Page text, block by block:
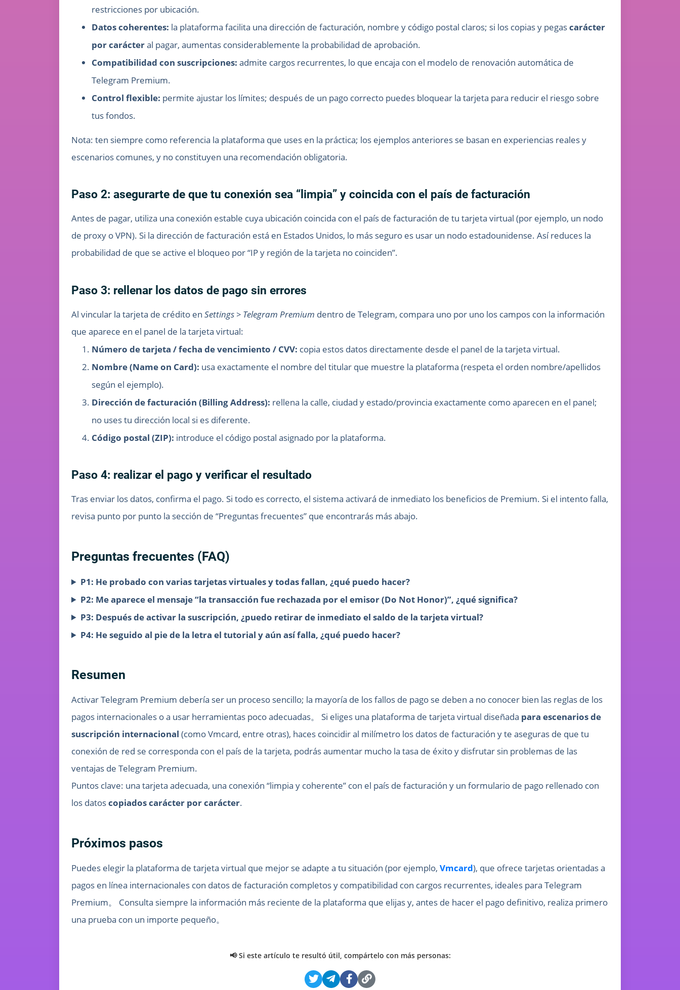
restricciones por ubicación.
Datos coherentes: la plataforma facilita una dirección de facturación, nombre y código postal claros; si los copias y pegascarácter
por carácteral pagar, aumentas considerablemente la probabilidad de aprobación.
Compatibilidad con suscripciones: admite cargos recurrentes, lo que encaja con el modelo de renovación automática de
Telegram Premium.
Control flexible: permite ajustar los límites; después de un pago correcto puedes bloquear la tarjeta para reducir el riesgo sobre
tus fondos.
Nota: ten siempre como referencia la plataforma que uses en la práctica; los ejemplos anteriores se basan en experiencias reales y
escenarios comunes, y no constituyen una recomendación obligatoria.
Paso 2: asegurarte de que tu conexión sea “limpia” y coincida con el país de facturación
Antes de pagar, utiliza una conexión estable cuya ubicación coincida con el país de facturación de tu tarjeta virtual (por ejemplo, un nodo
de proxy o VPN). Si la dirección de facturación está en Estados Unidos, lo más seguro es usar un nodo estadounidense. Así reduces la
probabilidad de que se active el bloqueo por “IP y región de la tarjeta no coinciden”.
Paso 3: rellenar los datos de pago sin errores
Al vincular la tarjeta de crédito en Settings > Telegram Premium dentro de Telegram, compara uno por uno los campos con la información
que aparece en el panel de la tarjeta virtual:
Número de tarjeta / fecha de vencimiento / CVV: copia estos datos directamente desde el panel de la tarjeta virtual.
Nombre (Name on Card): usa exactamente el nombre del titular que muestre la plataforma (respeta el orden nombre/apellidos
según el ejemplo).
Dirección de facturación (Billing Address): rellena la calle, ciudad y estado/provincia exactamente como aparecen en el panel;
no uses tu dirección local si es diferente.
Código postal (ZIP): introduce el código postal asignado por la plataforma.
Paso 4: realizar el pago y verificar el resultado
Tras enviar los datos, confirma el pago. Si todo es correcto, el sistema activará de inmediato los beneficios de Premium. Si el intento falla,
revisa punto por punto la sección de “Preguntas frecuentes” que encontrarás más abajo.
Preguntas frecuentes (FAQ)
P1: He probado con varias tarjetas virtuales y todas fallan, ¿qué puedo hacer?
P2: Me aparece el mensaje “la transacción fue rechazada por el emisor (Do Not Honor)”, ¿qué significa?
P3: Después de activar la suscripción, ¿puedo retirar de inmediato el saldo de la tarjeta virtual?
P4: He seguido al pie de la letra el tutorial y aún así falla, ¿qué puedo hacer?
Resumen
Activar Telegram Premium debería ser un proceso sencillo; la mayoría de los fallos de pago se deben a no conocer bien las reglas de los
pagos internacionales o a usar herramientas poco adecuadas。 Si eliges una plataforma de tarjeta virtual diseñada para escenarios de
suscripción internacional (como Vmcard, entre otras), haces coincidir al milímetro los datos de facturación y te aseguras de que tu
conexión de red se corresponda con el país de la tarjeta, podrás aumentar mucho la tasa de éxito y disfrutar sin problemas de las
ventajas de Telegram Premium.
Puntos clave: una tarjeta adecuada, una conexión “limpia y coherente” con el país de facturación y un formulario de pago rellenado con
los datoscopiados carácter por carácter.
Próximos pasos
Puedes elegir la plataforma de tarjeta virtual que mejor se adapte a tu situación (por ejemplo, Vmcard), que ofrece tarjetas orientadas a
pagos en línea internacionales con datos de facturación completos y compatibilidad con cargos recurrentes, ideales para Telegram
Premium。 Consulta siempre la información más reciente de la plataforma que elijas y, antes de hacer el pago definitivo, realiza primero
una prueba con un importe pequeño。
📢 Si este artículo te resultó útil, compártelo con más personas: